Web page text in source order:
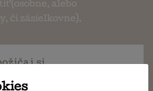
(osobne, alebo
či zásielkovne).
si